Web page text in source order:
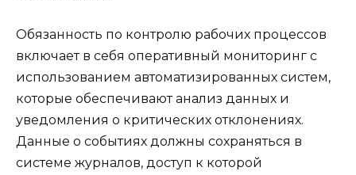
Обязанность по контролю рабочих процессов
включает в себя оперативный мониторинг с
использованием автоматизированных систем,
которые обеспечивают анализ данных и
уведомления о критических отклонениях.
Данные о событиях должны сохраняться в
системе журналов, доступ к которой